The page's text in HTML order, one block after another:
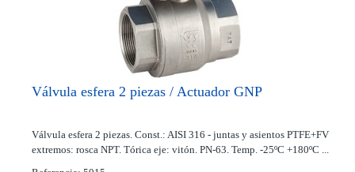
Válvula esfera 2 piezas / Actuador GNP
Válvula esfera 2 piezas. Const.: AISI 316 - juntas y asientos PTFE+FV
extremos: rosca NPT. Tórica eje: vitón. PN-63. Temp. -25ºC +180ºC ...